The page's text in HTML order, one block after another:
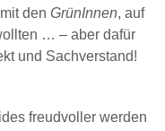
den GrünInnen, auf
… – aber dafür
und Sachverstand!
freudvoller werden